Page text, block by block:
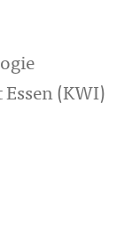
(KWI)